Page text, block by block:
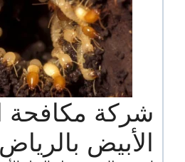
شركة مكافحة
الأبيض بالرياض